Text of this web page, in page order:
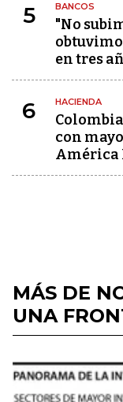
5 BANCOS
"No
en tres
6 HACIENDA
con
América
MÁS DE
UNA